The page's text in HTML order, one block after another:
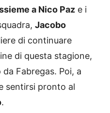
a Nico Paz e i
Jacobo
di continuare
di questa stagione,
Fabregas. Poi, a
sentirsi pronto al
.